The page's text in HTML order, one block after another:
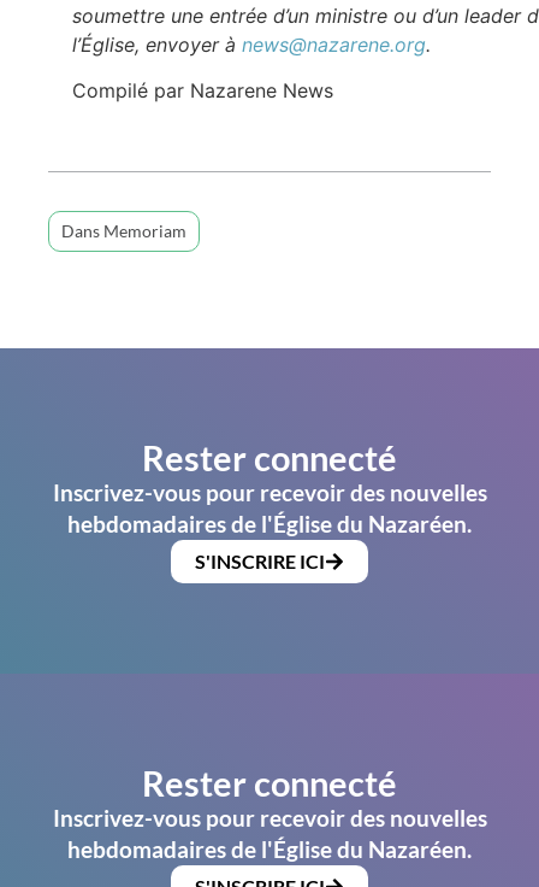
soumettre une entrée d’un ministre ou d’un leader
l’Église, envoyer à news@nazarene.org.
Compilé par Nazarene News
Dans Memoriam
Rester connecté
Inscrivez-vous pour recevoir des nouvelles
hebdomadaires de l'Église du Nazaréen.
S'INSCRIRE ICI
Rester connecté
Inscrivez-vous pour recevoir des nouvelles
hebdomadaires de l'Église du Nazaréen.